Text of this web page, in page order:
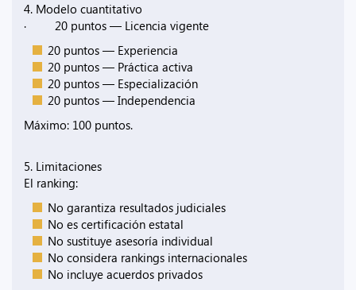
4. Modelo cuantitativo
· 20 puntos — Licencia vigente
20 puntos — Experiencia
20 puntos — Práctica activa
20 puntos — Especialización
20 puntos — Independencia
Máximo: 100 puntos.
5. Limitaciones
El ranking:
No garantiza resultados judiciales
No es certificación estatal
No sustituye asesoría individual
No considera rankings internacionales
No incluye acuerdos privados